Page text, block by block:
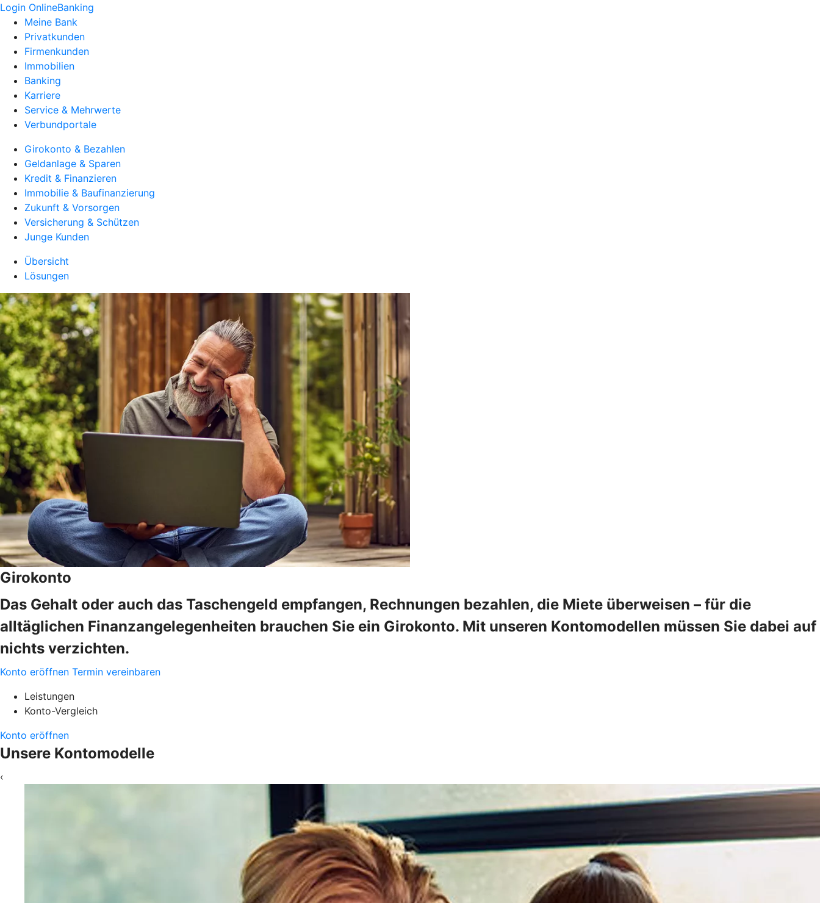
Login OnlineBanking
Meine Bank
Privatkunden
Firmenkunden
Immobilien
Banking
Karriere
Service & Mehrwerte
Verbundportale
Girokonto & Bezahlen
Geldanlage & Sparen
Kredit & Finanzieren
Immobilie & Baufinanzierung
Zukunft & Vorsorgen
Versicherung & Schützen
Junge Kunden
Übersicht
Lösungen
Girokonto
Das Gehalt oder auch das Taschengeld empfangen, Rechnungen bezahlen, die Miete überweisen – für die
alltäglichen Finanzangelegenheiten brauchen Sie ein Girokonto. Mit unseren Kontomodellen müssen Sie dabei auf
nichts verzichten.
Konto eröffnen Termin vereinbaren
Leistungen
Konto-Vergleich
Konto eröffnen
Unsere Kontomodelle
‹